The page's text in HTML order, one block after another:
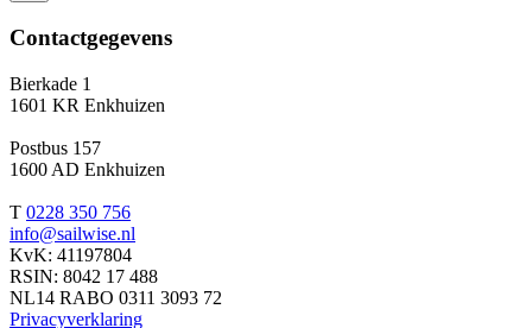
Contactgegevens
Bierkade 1
1601 KR Enkhuizen
Postbus 157
1600 AD Enkhuizen
T 0228 350 756
info@sailwise.nl
KvK: 41197804
RSIN: 8042 17 488
NL14 RABO 0311 3093 72
Privacyverklaring